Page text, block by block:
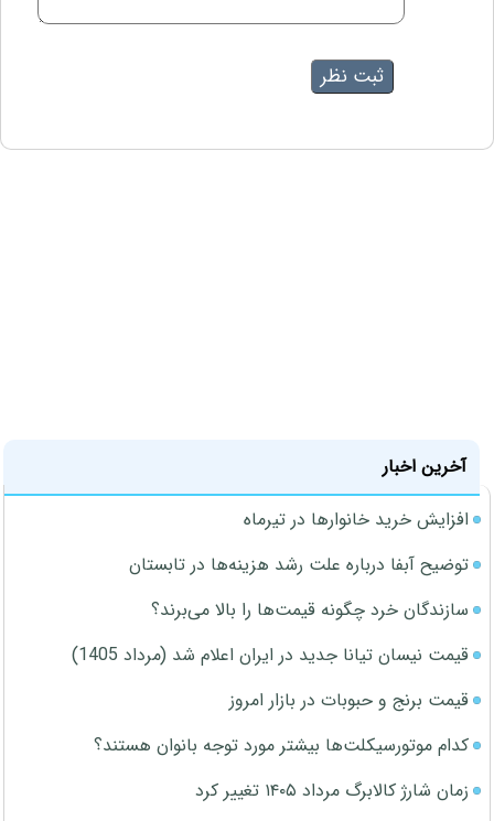
آخرین اخبار
افزایش خرید خانوارها در تیرماه
توضیح آبفا درباره علت رشد هزینه‌ها در تابستان
سازندگان خرد چگونه قیمت‌ها را بالا می‌برند؟
قیمت نیسان تیانا جدید در ایران اعلام شد (مرداد 1405)
قیمت برنج و حبوبات در بازار امروز
کدام موتورسیکلت‌ها بیشتر مورد توجه بانوان هستند؟
زمان شارژ کالابرگ مرداد ۱۴۰۵ تغییر کرد